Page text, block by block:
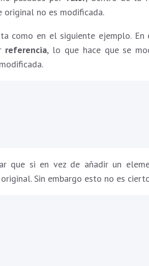
no es modificada.
como en el siguiente ejemplo. En
referencia, lo que hace que se
que si en vez de añadir un
Sin embargo esto no es